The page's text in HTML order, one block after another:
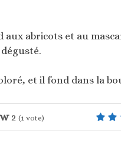
aux abricots et au
et il fond dans la
2 (1 vote)